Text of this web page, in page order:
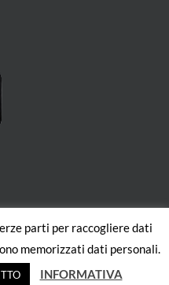
Nazionale Strutture
Reserved | CF 97554190013 | .
COOKIE POLICY
parti per raccogliere dati
memorizzati dati personali.
INFORMATIVA